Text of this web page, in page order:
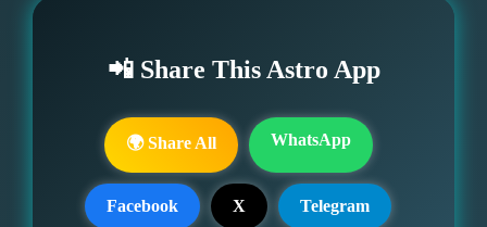
📲 Share This Astro App
🌍 Share All WhatsApp
Facebook X Telegram